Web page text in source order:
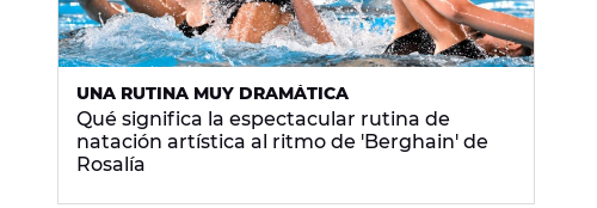
UNA RUTINA MUY DRAMÁTICA
Qué significa la espectacular rutina de
natación artística al ritmo de 'Berghain' de
Rosalía